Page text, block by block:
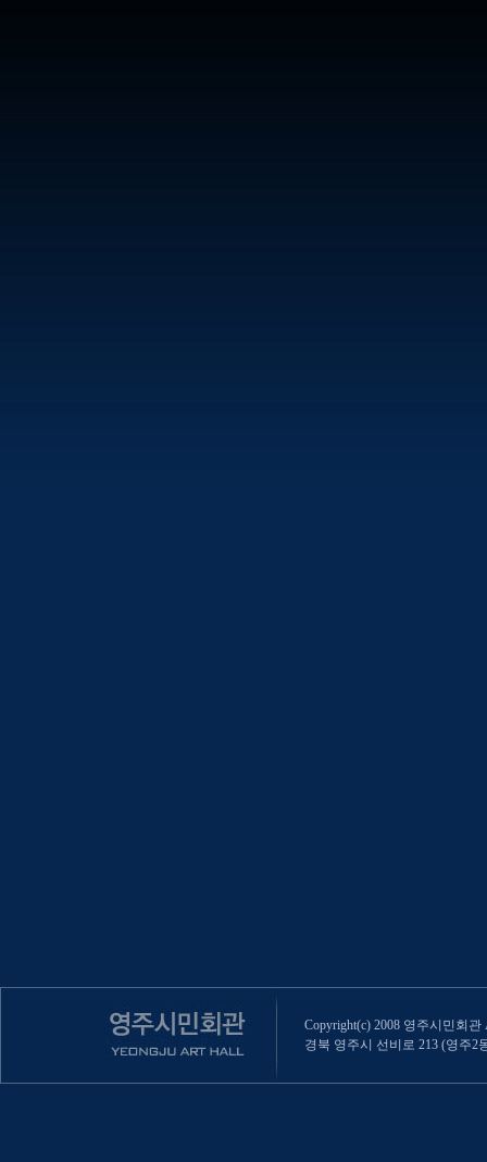
Copyright(c) 2008 영주시민회관
경북 영주시 선비로 213 (영주2